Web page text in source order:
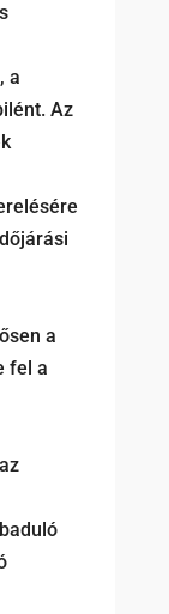
a
Az
a
fel a